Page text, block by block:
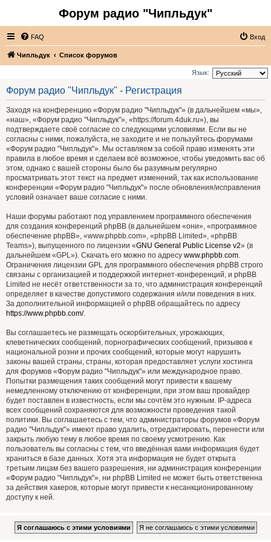
Форум радио "Чипльдук"
FAQ Вход
Чипльдук Список форумов
Язык:
Форум радио "Чипльдук" - Регистрация
Заходя на конференцию «Форум радио "Чипльдук"» (в дальнейшем «мы»,
«наш», «Форум радио "Чипльдук"», «https://forum.4duk.ru»), вы
подтверждаете своё согласие со следующими условиями. Если вы не
согласны с ними, пожалуйста, не заходите и не пользуйтесь форумами
«Форум радио "Чипльдук"». Мы оставляем за собой право изменять эти
правила в любое время и сделаем всё возможное, чтобы уведомить вас об
этом, однако с вашей стороны было бы разумным регулярно
просматривать этот текст на предмет изменений, так как использование
конференции «Форум радио "Чипльдук"» после обновления/исправления
условий означает ваше согласие с ними.
Наши форумы работают под управлением программного обеспечения
для создания конференций phpBB (в дальнейшем «они», «программное
обеспечение phpBB», «www.phpbb.com», «phpBB Limited», «phpBB
Teams»), выпущенного по лицензии «GNU General Public License v2» (в
дальнейшем «GPL»). Скачать его можно по адресу www.phpbb.com.
Ограничения лицензии GPL для программного обеспечения phpBB строго
связаны с организацией и поддержкой интернет-конференций, и phpBB
Limited не несёт ответственности за то, что администрация конференций
определяет в качестве допустимого содержания и/или поведения в них.
За дополнительной информацией о phpBB обращайтесь по адресу
https://www.phpbb.com/.
Вы соглашаетесь не размещать оскорбительных, угрожающих,
клеветнических сообщений, порнографических сообщений, призывов к
национальной розни и прочих сообщений, которые могут нарушить
законы вашей страны, страны, которая предоставляет услуги хостинга
для форумов «Форум радио "Чипльдук"» или международное право.
Попытки размещения таких сообщений могут привести к вашему
немедленному отключению от конференции, при этом ваш провайдер
будет поставлен в известность, если мы сочтём это нужным. IP-адреса
всех сообщений сохраняются для возможности проведения такой
политики. Вы соглашаетесь с тем, что администраторы форумов «Форум
радио "Чипльдук"» имеют право удалить, отредактировать, перенести или
закрыть любую тему в любое время по своему усмотрению. Как
пользователь вы согласны с тем, что введённая вами информация будет
храниться в базе данных. Хотя эта информация не будет открыта
третьим лицам без вашего разрешения, ни администрация конференции
«Форум радио "Чипльдук"», ни phpBB Limited не может быть ответственна
за действия хакеров, которые могут привести к несанкционированному
доступу к ней.